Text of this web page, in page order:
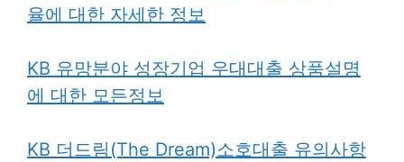
율에 대한 자세한 정보
KB 유망분야 성장기업 우대대출 상품설명
에 대한 모든정보
KB 더드림(The Dream)소호대출 유의사항